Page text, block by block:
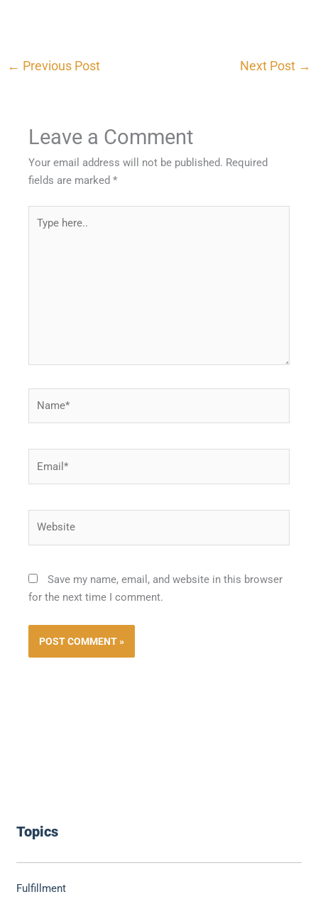
Topics
Fulfillment
← Previous Post Next Post →
Leave a Comment
Your email address will not be published. Required
fields are marked*
here..
Save my name, email, and website in this browser
for the next time I comment.